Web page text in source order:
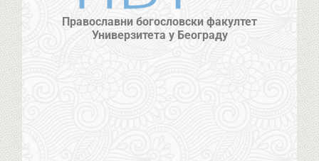
Православни богословски факултет
Универзитета у Београду